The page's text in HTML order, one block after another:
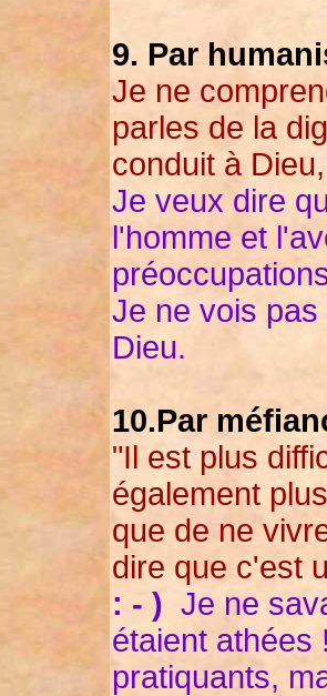
9. Par
Je ne
parles de la
conduit à
Je veux dire
l'homme et
Je ne vois
Dieu.
10.Par
"Il est plus
également
que de ne
dire que c'est
: - ) Je ne
étaient athées
pratiquants,